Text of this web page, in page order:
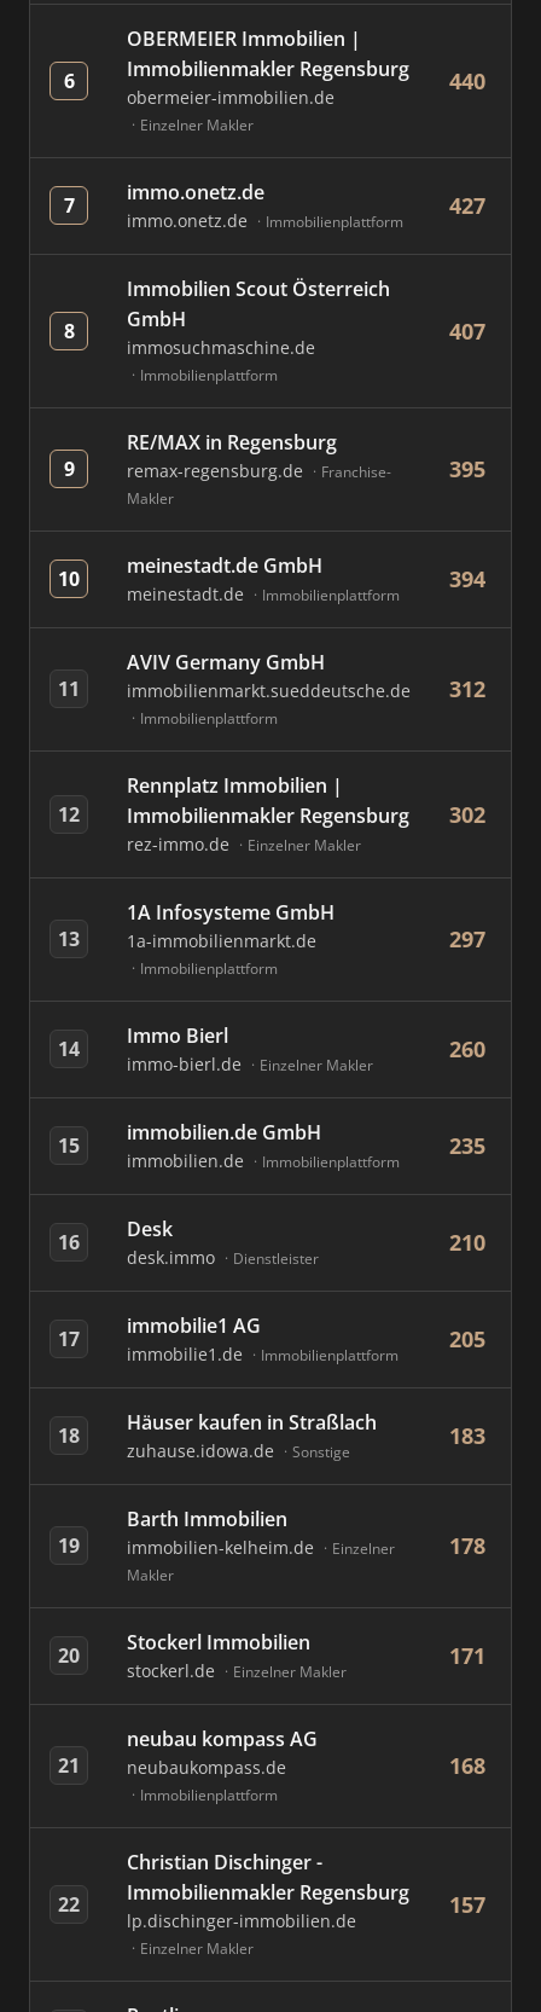
6
OBERMEIER Immobilien |
Immobilienmakler Regensburg
obermeier-immobilien.de
Einzelner Makler
440
7 immo.onetz.de
immo.onetz.de Immobilienplattform
427
8
Immobilien Scout Österreich
GmbH
immosuchmaschine.de
Immobilienplattform
407
9
RE/MAX in Regensburg
remax-regensburg.de
Franchise-
Makler
395
10 meinestadt.de GmbH
meinestadt.de Immobilienplattform
394
11
AVIV Germany GmbH
immobilienmarkt.sueddeutsche.de
Immobilienplattform
312
12
Rennplatz Immobilien |
Immobilienmakler Regensburg
rez-immo.de Einzelner Makler
302
13
1A Infosysteme GmbH
1a-immobilienmarkt.de
Immobilienplattform
297
14 Immo Bierl
immo-bierl.de Einzelner Makler
260
15 immobilien.de GmbH
immobilien.de Immobilienplattform
235
16 Desk
desk.immo Dienstleister
210
17 immobilie1 AG
immobilie1.de Immobilienplattform
205
18 Häuser kaufen in Straßlach
zuhause.idowa.de Sonstige
183
19
Barth Immobilien
immobilien-kelheim.de
Einzelner
Makler
178
20 Stockerl Immobilien
stockerl.de Einzelner Makler
171
21
neubau kompass AG
neubaukompass.de
Immobilienplattform
168
22
Christian Dischinger -
Immobilienmakler Regensburg
lp.dischinger-immobilien.de
Einzelner Makler
157